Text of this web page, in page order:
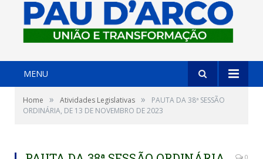
MENU
Home » Atividades Legislativas »
PAUTA DA 38ª SESSÃO
ORDINÁRIA, DE 13 DE NOVEMBRO DE 2023
0